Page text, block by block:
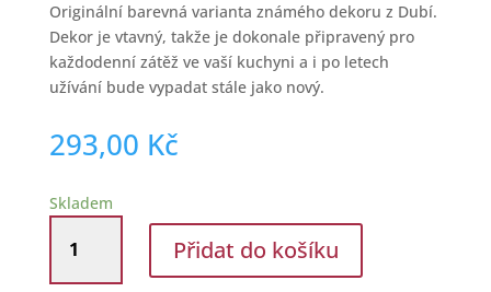
Originální barevná varianta známého dekoru z Dubí.
Dekor je vtavný, takže je dokonale připravený pro
každodenní zátěž ve vaší kuchyni a i po letech
užívání bude vypadat stále jako nový.
293,00 Kč
Skladem
Dubí
Miska
Přidat do košíku